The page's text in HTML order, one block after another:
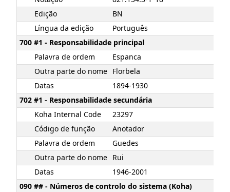
Edição
BN
Língua da edição
Português
700 #1 - Responsabilidade principal
Palavra de ordem
Espanca
Outra parte do nome Florbela
Datas
1894-1930
702 #1 - Responsabilidade secundária
Koha Internal Code
23297
Código de função
Anotador
Palavra de ordem
Guedes
Outra parte do nome Rui
Datas
1946-2001
090 ## - Números de controlo do sistema (Koha)